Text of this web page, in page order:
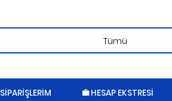
SIPARIŞLERIM HESAP EKSTRESI